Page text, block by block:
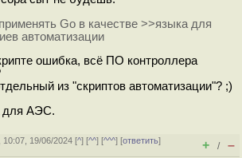
Go в качестве >>языка для
автоматизации
ошибка, всё ПО контроллера
из "скриптов автоматизации"? ;)
для АЭС.
10:07, 19/06/2024 [^] [^^] [^^^] [ответить]
+ / –